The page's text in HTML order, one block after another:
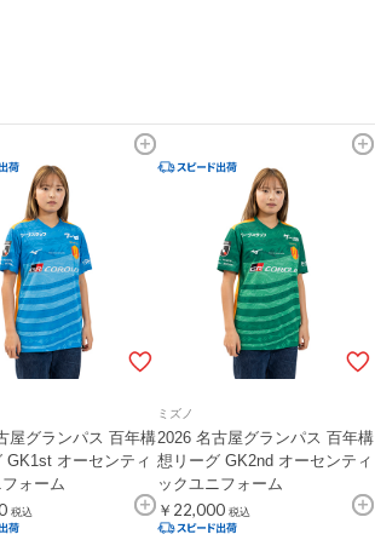
屋グランパス 百年構
GK1st オーセンティ
ォーム
税込
ミズノ
2026 名古屋グランパス 百年構
想リーグ GK2nd オーセンティ
ックユニフォーム
￥22,000 税込